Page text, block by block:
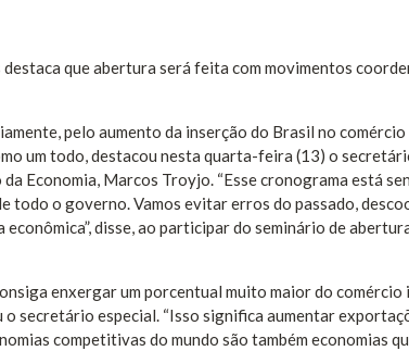
que abertura será feita com movimentos
pelo aumento da inserção do Brasil no
um todo, destacou nesta quarta-feira (13) o
Economia, Marcos Troyjo. “Esse cronograma está
todo o governo. Vamos evitar erros do passado,
disse, ao participar do seminário de
enxergar um porcentual muito maior do
secretário especial. “Isso significa aumentar
competitivas do mundo são também economias